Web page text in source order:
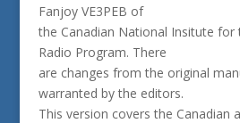
Fanjoy VE3PEB of
the Canadian National Insitute for
Radio Program. There
are changes from the original
warranted by the editors.
This version covers the Canadian